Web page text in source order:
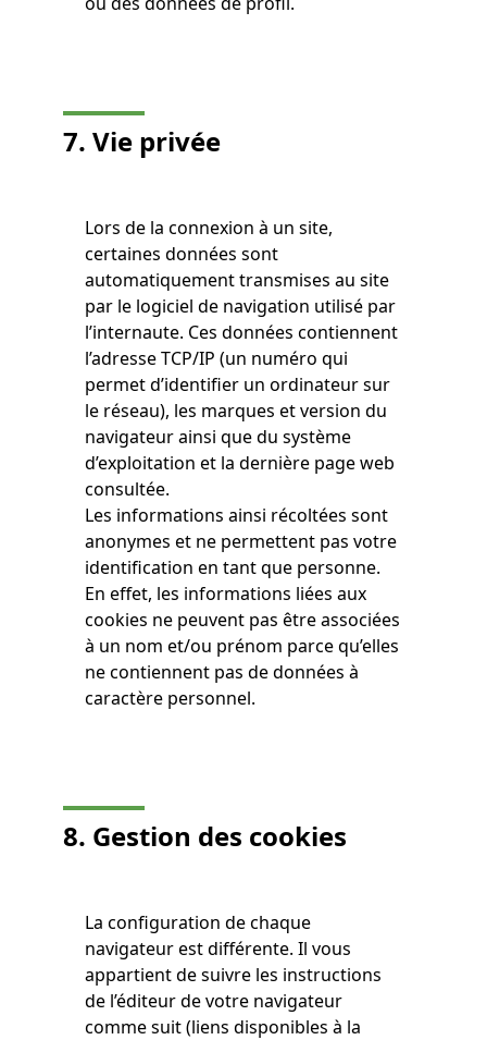
7. Vie privée
Lors de la connexion à un site,
certaines données sont
automatiquement transmises au site
par le logiciel de navigation utilisé par
l’internaute. Ces données contiennent
l’adresse TCP/IP (un numéro qui
permet d’identifier un ordinateur sur
le réseau), les marques et version du
navigateur ainsi que du système
d’exploitation et la dernière page web
consultée.
Les informations ainsi récoltées sont
anonymes et ne permettent pas votre
identification en tant que personne.
En effet, les informations liées aux
cookies ne peuvent pas être associées
à un nom et/ou prénom parce qu’elles
ne contiennent pas de données à
caractère personnel.
8. Gestion des cookies
La configuration de chaque
navigateur est différente. Il vous
appartient de suivre les instructions
de l’éditeur de votre navigateur
comme suit (liens disponibles à la